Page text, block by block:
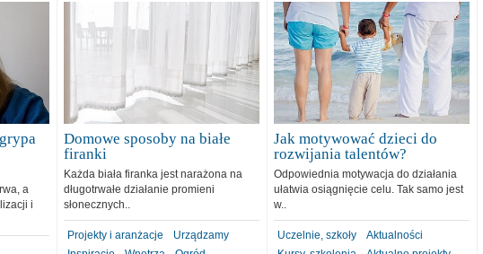
a
i
Domowe sposoby na białe
firanki
Każda biała firanka jest narażona na
długotrwałe działanie promieni
słonecznych..
Projekty i aranżacje
Urządzamy
Jak motywować dzieci do
rozwijania talentów?
Odpowiednia motywacja do działania
ułatwia osiągnięcie celu. Tak samo jest
w..
Uczelnie, szkoły
Aktualności